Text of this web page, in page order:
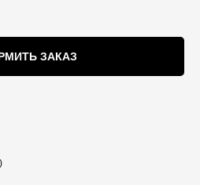
ЗАКАЗ